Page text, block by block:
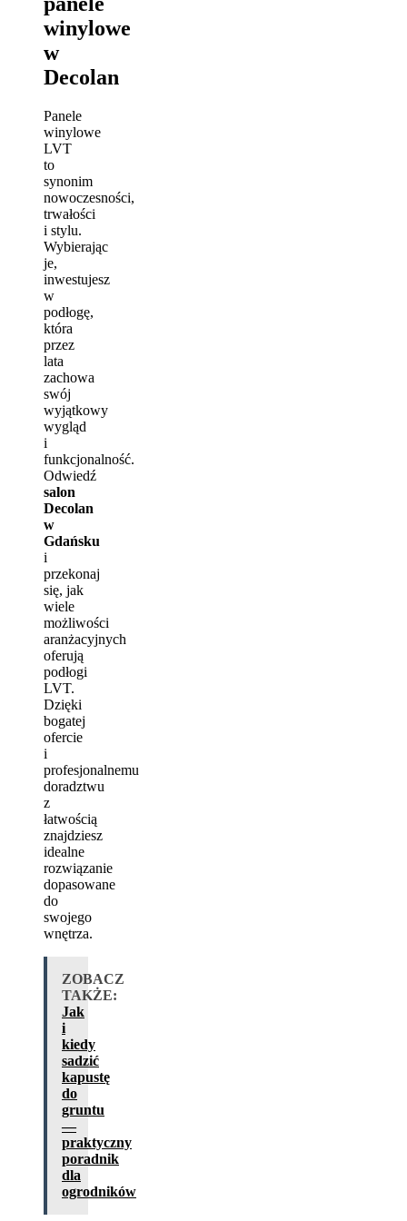
winylowe
w
Decolan
Panele
winylowe
LVT
to
synonim
nowoczesności,
trwałości
i stylu.
Wybierając
je,
inwestujesz
w
podłogę,
która
przez
lata
zachowa
swój
wyjątkowy
wygląd
i
funkcjonalność.
Odwiedź
salon
Decolan
w
Gdańsku
i
przekonaj
się, jak
wiele
możliwości
aranżacyjnych
oferują
podłogi
LVT.
Dzięki
bogatej
ofercie
i
profesjonalnemu
doradztwu
z
łatwością
znajdziesz
idealne
rozwiązanie
dopasowane
do
swojego
wnętrza.
ZOBACZ
TAKŻE:
Jak
i
kiedy
sadzić
kapustę
do
gruntu
—
praktyczny
poradnik
dla
ogrodników